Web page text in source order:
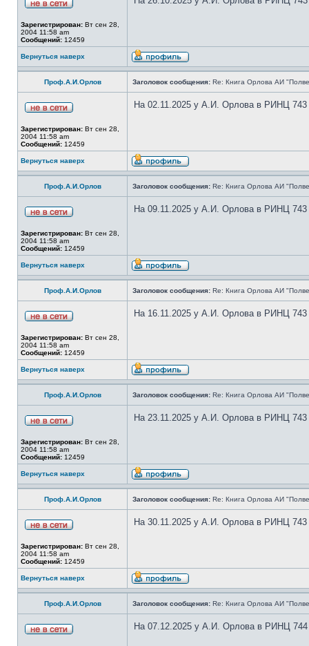
Зарегистрирован: Вт сен 28,
2004 11:58 am
Сообщений: 12459
Вернуться наверх
Проф.А.И.Орлов Заголовок сообщения: Re: Книга Орлова АИ
Зарегистрирован: Вт сен 28,
2004 11:58 am
Сообщений: 12459
На 02.11.2025 у А.И. Орлова в РИНЦ 743
Вернуться наверх
Проф.А.И.Орлов Заголовок сообщения: Re: Книга Орлова АИ
Зарегистрирован: Вт сен 28,
2004 11:58 am
Сообщений: 12459
На 09.11.2025 у А.И. Орлова в РИНЦ 743
Вернуться наверх
Проф.А.И.Орлов Заголовок сообщения: Re: Книга Орлова АИ
Зарегистрирован: Вт сен 28,
2004 11:58 am
Сообщений: 12459
На 16.11.2025 у А.И. Орлова в РИНЦ 743
Вернуться наверх
Проф.А.И.Орлов Заголовок сообщения: Re: Книга Орлова АИ
Зарегистрирован: Вт сен 28,
2004 11:58 am
Сообщений: 12459
На 23.11.2025 у А.И. Орлова в РИНЦ 743
Вернуться наверх
Проф.А.И.Орлов Заголовок сообщения: Re: Книга Орлова АИ
Зарегистрирован: Вт сен 28,
2004 11:58 am
Сообщений: 12459
На 30.11.2025 у А.И. Орлова в РИНЦ 743
Вернуться наверх
Проф.А.И.Орлов Заголовок сообщения: Re: Книга Орлова АИ
На 07.12.2025 у А.И. Орлова в РИНЦ 744